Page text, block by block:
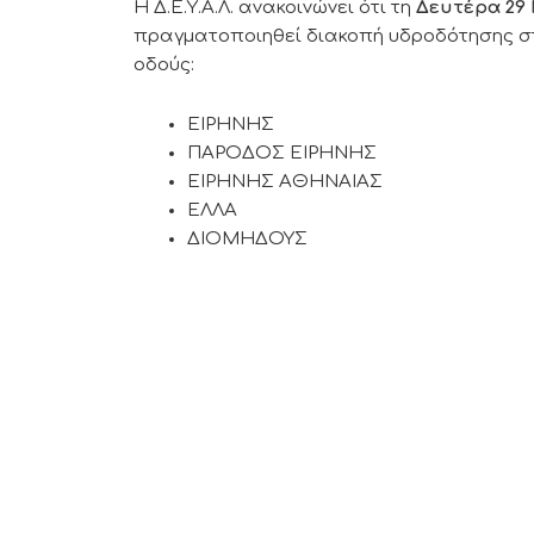
Η Δ.Ε.Υ.Α.Λ. ανακοινώνει ότι τη Δευτέρα 29
πραγματοποιηθεί διακοπή υδροδότησης
οδούς:
ΕΙΡΗΝΗΣ
ΠΑΡΟΔΟΣ ΕΙΡΗΝΗΣ
ΕΙΡΗΝΗΣ ΑΘΗΝΑΙΑΣ
ΕΛΛΑ
ΔΙΟΜΗΔΟΥΣ